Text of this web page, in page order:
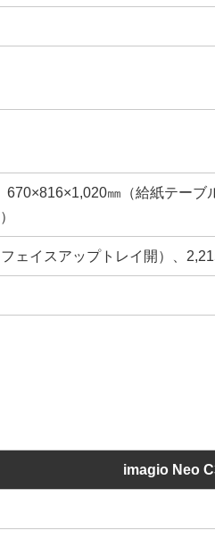
㎜（給紙テー
ェイスアップトレイ開）、
imagio Neo